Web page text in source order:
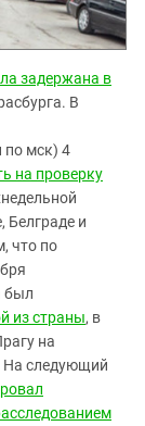
задержана в
В
по мск) 4
на проверку
Белграде и
что по
был
из страны, в
на
На следующий